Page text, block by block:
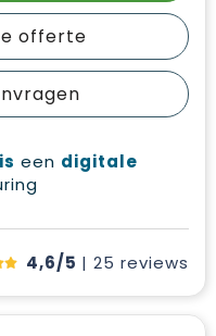
offerte
een digitale
4,6/5 | 25 reviews